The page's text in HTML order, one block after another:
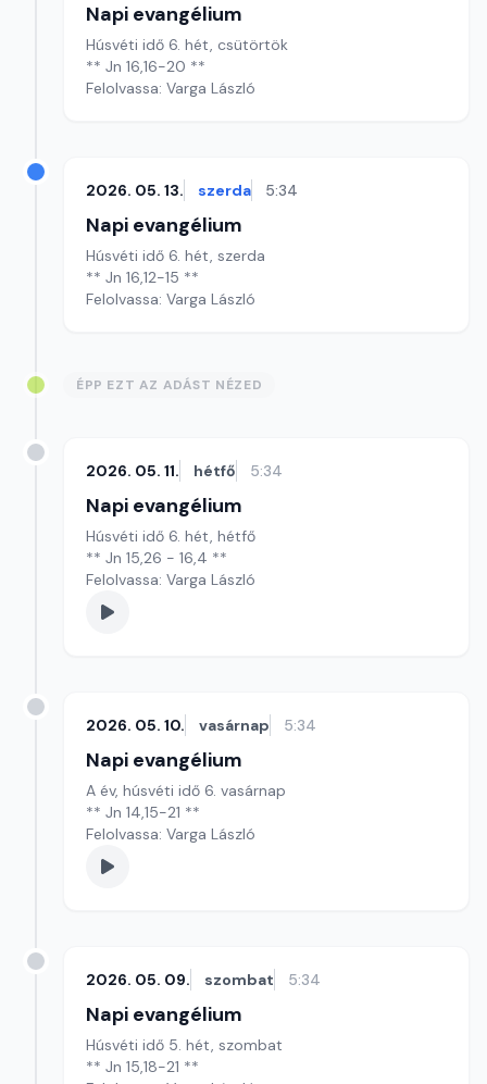
Napi evangélium
Húsvéti idő 6. hét, csütörtök
** Jn 16,16-20 **
Felolvassa: Varga László
2026. 05. 13. szerda 5:34
Napi evangélium
Húsvéti idő 6. hét, szerda
** Jn 16,12-15 **
Felolvassa: Varga László
ÉPP EZT AZ ADÁST NÉZED
2026. 05. 11. hétfő 5:34
Napi evangélium
Húsvéti idő 6. hét, hétfő
** Jn 15,26 - 16,4 **
Felolvassa: Varga László
2026. 05. 10. vasárnap 5:34
Napi evangélium
A év, húsvéti idő 6. vasárnap
** Jn 14,15-21 **
Felolvassa: Varga László
2026. 05. 09. szombat 5:34
Napi evangélium
Húsvéti idő 5. hét, szombat
** Jn 15,18-21 **